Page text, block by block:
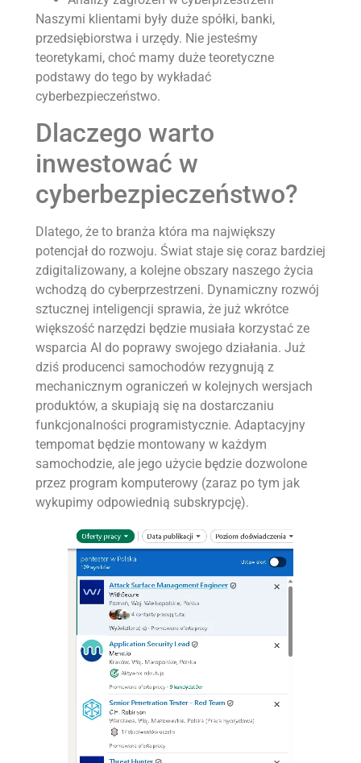
Naszymi klientami były duże spółki, banki,
przedsiębiorstwa i urzędy. Nie jesteśmy
teoretykami, choć mamy duże teoretyczne
podstawy do tego by wykładać
cyberbezpieczeństwo.
Dlaczego warto
inwestować w
cyberbezpieczeństwo?
Dlatego, że to branża która ma największy
potencjał do rozwoju. Świat staje się coraz bardziej
zdigitalizowany, a kolejne obszary naszego życia
wchodzą do cyberprzestrzeni. Dynamiczny rozwój
sztucznej inteligencji sprawia, że już wkrótce
większość narzędzi będzie musiała korzystać ze
wsparcia AI do poprawy swojego działania. Już
dziś producenci samochodów rezygnują z
mechanicznym ograniczeń w kolejnych wersjach
produktów, a skupiają się na dostarczaniu
funkcjonalności programistycznie. Adaptacyjny
tempomat będzie montowany w każdym
samochodzie, ale jego użycie będzie dozwolone
przez program komputerowy (zaraz po tym jak
wykupimy odpowiednią subskrypcję).